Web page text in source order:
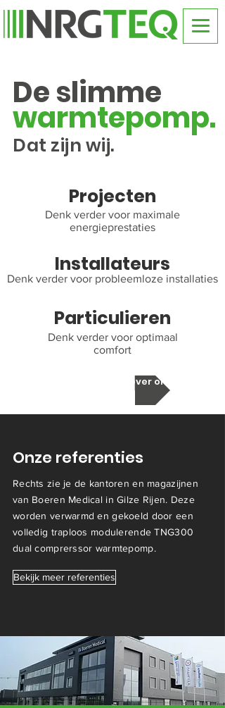
De slimme
warmtepomp.
Dat zijn wij.
Projecten
Denk verder voor maximale
energieprestaties
Installateurs
Denk verder voor probleemloze installaties
Particulieren
Denk verder voor optimaal
comfort
Meer weten over ons?
Onze referenties
Rechts zie je de kantoren en magazijnen
van Boeren Medical in Gilze Rijen. Deze
worden verwarmd en gekoeld door een
volledig traploos modulerende TNG300
dual comprerssor warmtepomp.
Bekijk meer referenties